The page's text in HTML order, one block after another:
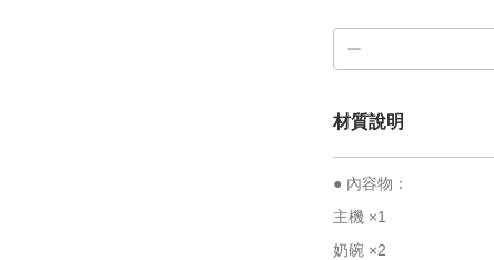
材質說明
● 內容物：
主機 ×1
奶碗 ×2